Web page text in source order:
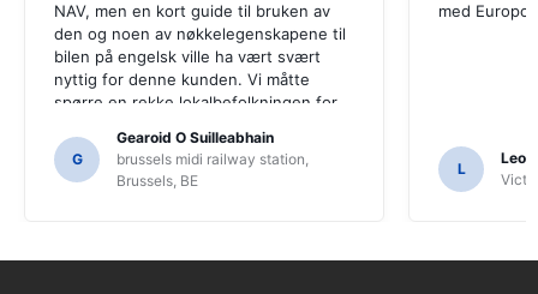
NAV, men en kort guide til bruken av
den og noen av nøkkelegenskapene til
bilen på engelsk ville ha vært svært
nyttig for denne kunden. Vi måtte
spørre en rekke lokalbefolkningen for
ikke hadde funnet ut av SAT NAVs
funksjoner.
G
Gearoid O Suilleabhain
brussels midi railway station,
Brussels, BE
med
L